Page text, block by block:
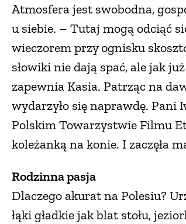
Atmosfera jest swobodna,
u siebie. – Tutaj mogą odciąć
wieczorem przy ognisku
słowiki nie dają spać, ale jak
zapewnia Kasia. Patrząc na
wydarzyło się naprawdę. Pani
Polskim Towarzystwie Filmu
koleżanką na konie. I zaczęła
Rodzinna pasja
Dlaczego akurat na Polesiu?
łąki gładkie jak blat stołu,